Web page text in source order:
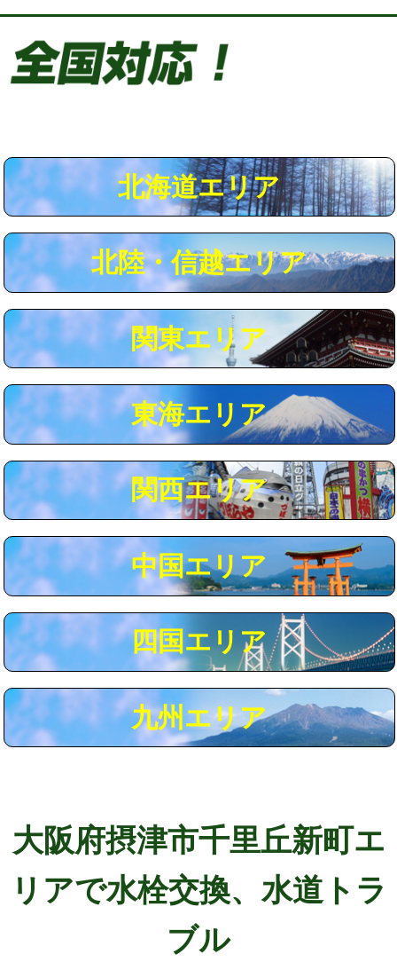
給水管工事※（塩ビ管（VP・HI）使
用/3ｍまで)
給水管工事※（ライニング鋼管・銅
管・ポリ管・HT管使用/3ｍまで)
44,000円
給水管工事※（ライニング鋼管・銅
+8,800円
マス交換（土の掘削・埋め戻し作業） 11,000円~
マス交換（深さ50㎝以上） 66,000円
コンクリート斫り（厚さ10㎝まで） 27,500円
コンクリート斫り（厚さ10㎝超え） 38,500円
モルタル補修（厚さ10㎝まで） 27,500円
モルタル補修（厚さ10㎝超え） 38,500円
追加人工 16,500円
現場見積
※給水管工事は20mmまでの価格です。
北海道エリア
北陸・信越エリア
関東エリア
東海エリア
関西エリア
中国エリア
四国エリア
九州エリア
大阪府摂津市千里丘新町エ
リアで水栓交換、水道トラ
ブル